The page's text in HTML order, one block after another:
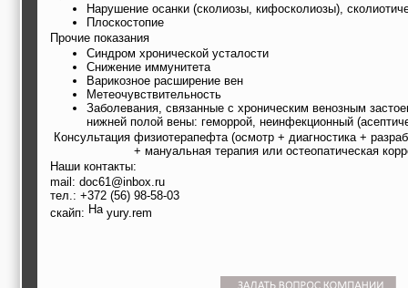
Нарушение осанки (сколиозы, кифосколиозы),
Плоскостопие
Прочие показания
Синдром хронической усталости
Снижение иммунитета
Варикозное расширение вен
Метеочувствительность
Заболевания, связанные с хроническим венозным
нижней полой вены: геморрой, неинфекционный
Консультация физиотерапефта (осмотр + диагностика +
+ мануальная терапия или остеопатическая
Наши контакты:
mail: doc61@inbox.ru
тел.: +372 (56) 98-58-03
скайп:
yury.rem